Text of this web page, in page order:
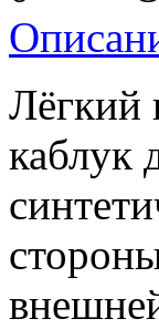
Лёгкий
каблук